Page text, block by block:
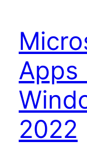
Apps
2022